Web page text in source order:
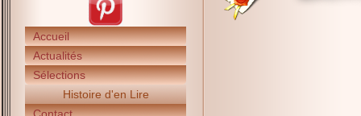
Accueil
Actualités
Sélections
Histoire d'en Lire